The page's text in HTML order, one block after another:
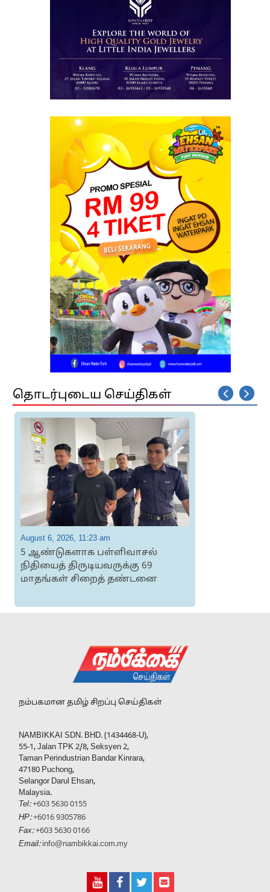
தொடர்புடைய செய்திகள்
August 6, 2026, 11:23 am
5 ஆண்டுகளாக பள்ளிவாசல்
நிதியைத் திருடியவருக்கு 69
மாதங்கள் சிறைத் தண்டனை
நம்பகமான தமிழ் சிறப்பு செய்திகள்
NAMBIKKAI SDN. BHD. (1434468-U),
55-1, Jalan TPK 2/8, Seksyen 2,
Taman Perindustrian Bandar Kinrara,
47180 Puchong,
Selangor Darul Ehsan,
Malaysia.
Tel:+603 5630 0155
HP:+6016 9305786
Fax: +603 5630 0166
Email: info@nambikkai.com.my